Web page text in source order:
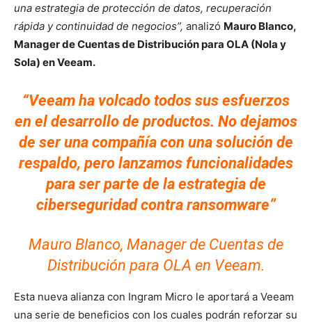
una estrategia de protección de datos, recuperación
rápida y continuidad de negocios”, analizó Mauro Blanco,
Manager de Cuentas de Distribución para OLA (Nola y
Sola) en Veeam.
“Veeam ha volcado todos sus esfuerzos
en el desarrollo de productos. No dejamos
de ser una compañía con una solución de
respaldo, pero lanzamos funcionalidades
para ser parte de la estrategia de
ciberseguridad contra ransomware”
Mauro Blanco, Manager de Cuentas de
Distribución para OLA en Veeam.
Esta nueva alianza con Ingram Micro le aportará a Veeam
una serie de beneficios con los cuales podrán reforzar su